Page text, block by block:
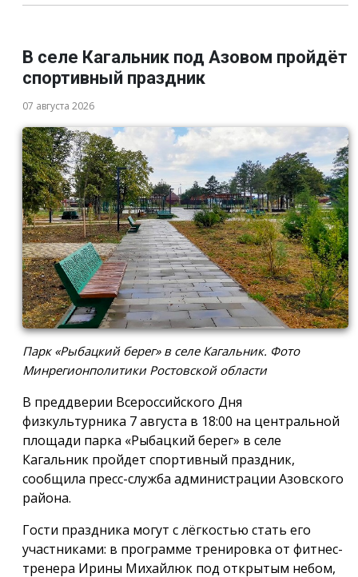
В селе Кагальник под Азовом пройдёт
спортивный праздник
07 августа 2026
Парк «Рыбацкий берег» в селе Кагальник. Фото
Минрегионполитики Ростовской области
В преддверии Всероссийского Дня
физкультурника 7 августа в 18:00 на центральной
площади парка «Рыбацкий берег» в селе
Кагальник пройдет спортивный праздник,
сообщила пресс-служба администрации Азовского
района.
Гости праздника могут с лёгкостью стать его
участниками: в программе тренировка от фитнес-
тренера Ирины Михайлюк под открытым небом,